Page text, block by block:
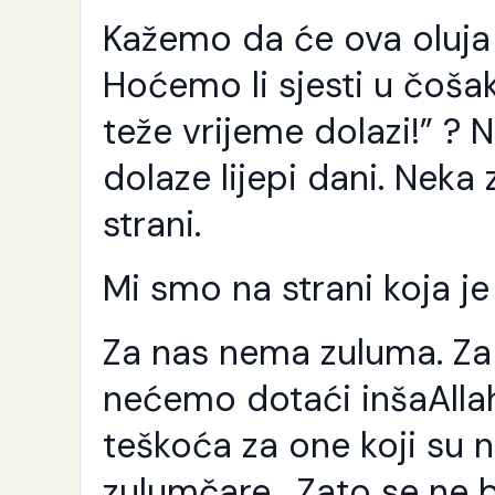
Kažemo da će ova
Hoćemo li sjesti u
teže vrijeme dolazi!” ?
dolaze lijepi dani. Neka
strani.
Mi smo na strani koja
Za nas nema zuluma.
nećemo dotaći
teškoća za one koji su
i